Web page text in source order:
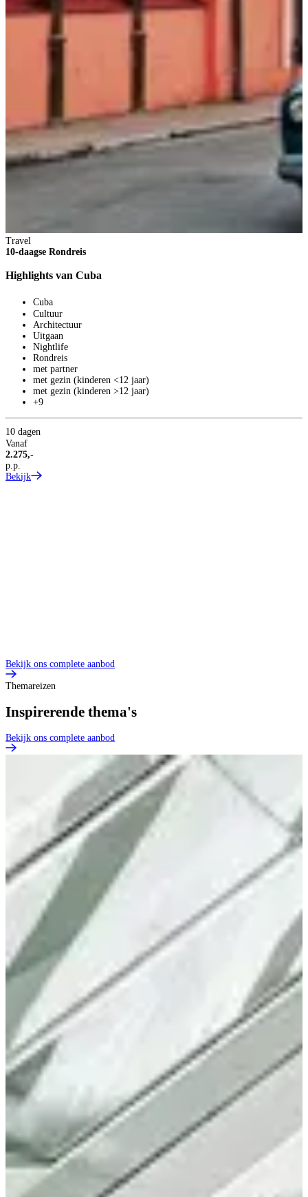
Travel
10-daagse Rondreis
Highlights van Cuba
Cuba
Cultuur
Architectuur
Uitgaan
Nightlife
Rondreis
met partner
met gezin (kinderen <12 jaar)
met gezin (kinderen >12 jaar)
+9
10 dagen
Vanaf
2.275,-
p.p.
Bekijk
Bekijk ons complete aanbod
Themareizen
Inspirerende thema's
Bekijk ons complete aanbod